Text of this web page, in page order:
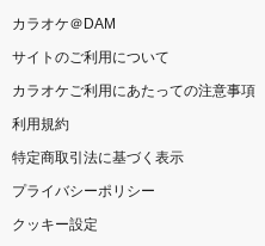
カラオケ＠DAM
サイトのご利用について
カラオケご利用にあたっての注意事項
利用規約
特定商取引法に基づく表示
プライバシーポリシー
クッキー設定